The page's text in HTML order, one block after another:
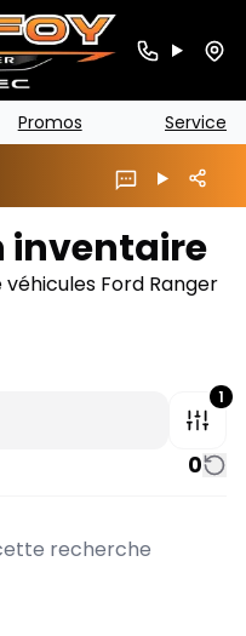
Promos Service
inventaire
Ford Ranger
1
0
recherche